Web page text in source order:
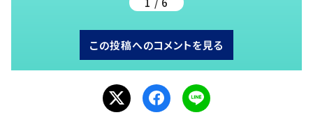
この投稿へのコメントを見る